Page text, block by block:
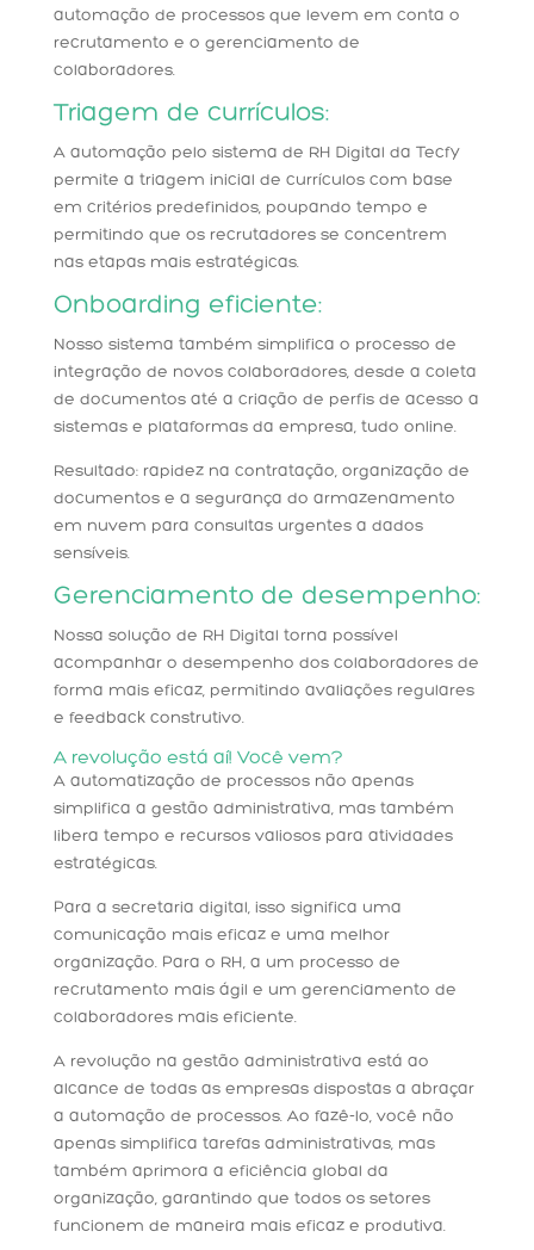
automação de processos que levem em conta o
recrutamento e o gerenciamento de
colaboradores.
Triagem de currículos:
A automação pelo sistema de RH Digital da Tecfy
permite a triagem inicial de currículos com base
em critérios predefinidos, poupando tempo e
permitindo que os recrutadores se concentrem
nas etapas mais estratégicas.
Onboarding eficiente:
Nosso sistema também simplifica o processo de
integração de novos colaboradores, desde a coleta
de documentos até a criação de perfis de acesso a
sistemas e plataformas da empresa, tudo online.
Resultado: rapidez na contratação, organização de
documentos e a segurança do armazenamento
em nuvem para consultas urgentes a dados
sensíveis.
Gerenciamento de desempenho:
Nossa solução de RH Digital torna possível
acompanhar o desempenho dos colaboradores de
forma mais eficaz, permitindo avaliações regulares
e feedback construtivo.
A revolução está aí! Você vem?
A automatização de processos não apenas
simplifica a gestão administrativa, mas também
libera tempo e recursos valiosos para atividades
estratégicas.
Para a secretaria digital, isso significa uma
comunicação mais eficaz e uma melhor
organização. Para o RH, a um processo de
recrutamento mais ágil e um gerenciamento de
colaboradores mais eficiente.
A revolução na gestão administrativa está ao
alcance de todas as empresas dispostas a abraçar
a automação de processos. Ao fazê-lo, você não
apenas simplifica tarefas administrativas, mas
também aprimora a eficiência global da
organização, garantindo que todos os setores
funcionem de maneira mais eficaz e produtiva.